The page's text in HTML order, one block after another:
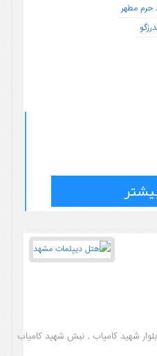
حرم مطهر
شهید کامیاب , نبش شهید کامیاب